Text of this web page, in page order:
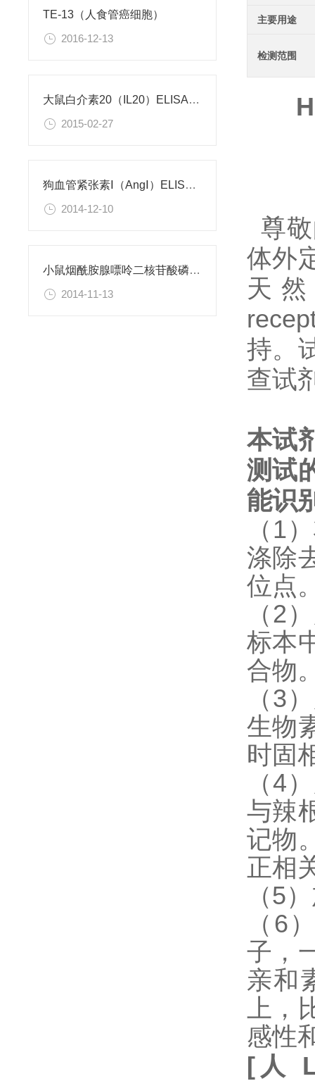
TE-13（人食管癌细胞）
2016-12-13
大鼠白介素20（IL20）ELISA试剂盒
2015-02-27
狗血管紧张素Ⅰ（AngⅠ）ELISA试剂盒
2014-12-10
小鼠烟酰胺腺嘌呤二核苷酸磷酸（NADPH）检测试剂盒
2014-11-13
主要用途
检测范围
尊
体外
天然
持。
查试
本试
测试
能识
（1
涤除
位点
（2
标本
合物
（3
生物
时固
（4
与辣
记物
正相
（5
（6
子，
亲和
上
感性
[ 人